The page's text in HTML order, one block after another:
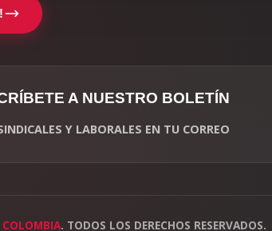
A NUESTRO BOLETÍN
Y LABORALES EN TU CORREO
. TODOS LOS DERECHOS RESERVADOS.